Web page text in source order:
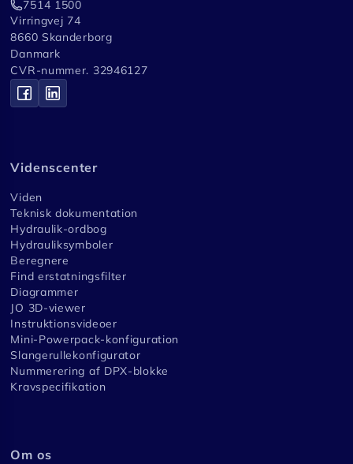
7514 1500
Virringvej 74
8660 Skanderborg
Danmark
CVR-nummer. 32946127
Videnscenter
Viden
Teknisk dokumentation
Hydraulik-ordbog
Hydrauliksymboler
Beregnere
Find erstatningsfilter
Diagrammer
JO 3D-viewer
Instruktionsvideoer
Mini-Powerpack-konfiguration
Slangerullekonfigurator
Nummerering af DPX-blokke
Kravspecifikation
Om os